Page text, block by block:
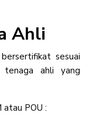
Ahli
sesuai
tenaga ahli yang
atau POU :